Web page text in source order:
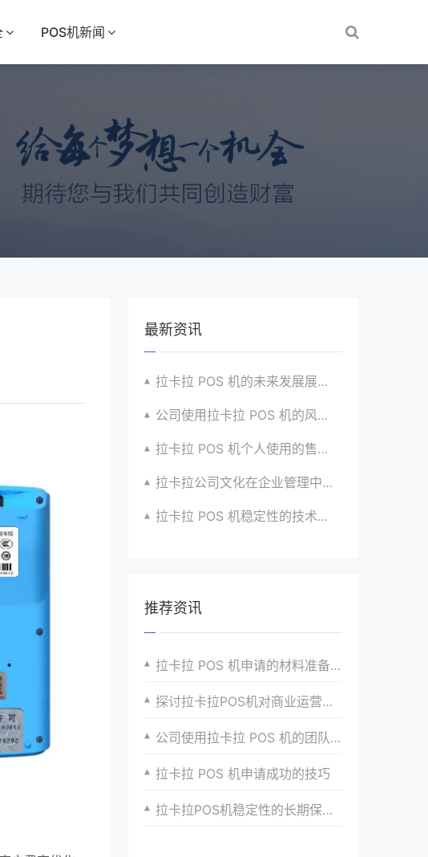
POS机新闻
最新资讯
拉卡拉 POS 机的未来发展展望与战略规划
公司使用拉卡拉 POS 机的风险评估与应对
拉卡拉 POS 机个人使用的售后服务优化
拉卡拉公司文化在企业管理中的作用
拉卡拉 POS 机稳定性的技术创新与应用实践
推荐资讯
拉卡拉 POS 机申请的材料准备与注意事项
探讨拉卡拉POS机对商业运营的支持与变革
公司使用拉卡拉 POS 机的团队培训要点
拉卡拉 POS 机申请成功的技巧
拉卡拉POS机稳定性的长期保障机制